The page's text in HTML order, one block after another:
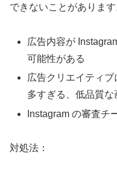
できないことがありま
広告内容が
可能性がある
広告クリエイティ
多すぎる、低品質な
Instagram の審査チ
対処法：